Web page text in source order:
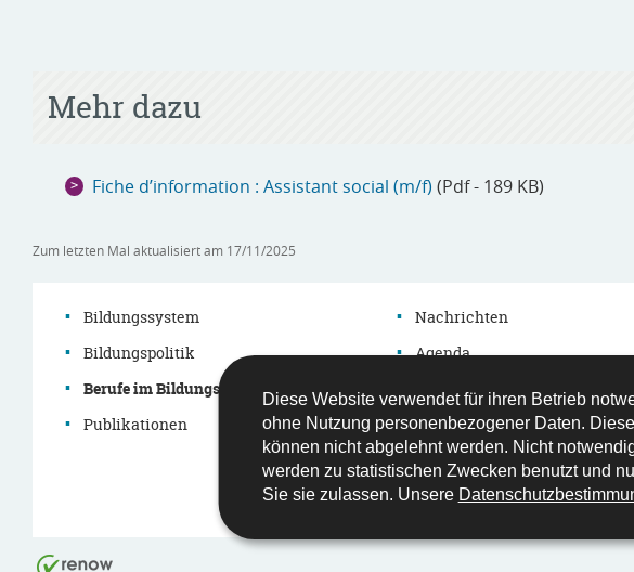
Diese Website verwendet für ihren Betrieb
ohne Nutzung personenbezogener Daten.
können nicht abgelehnt werden. Nicht
werden zu statistischen Zwecken benutzt und
Sie sie zulassen. Unsere
Mehr dazu
Fiche d’information : Assistant social (m/f) (Pdf - 189 KB)
Zum letzten Mal aktualisiert am 17/11/2025
Navigationsmenü
Bildungssystem
Bildungspolitik
Berufe im Bildungssystem
Publikationen
Nachrichten
Agenda
Themen
Démarches
Gesetzgebung